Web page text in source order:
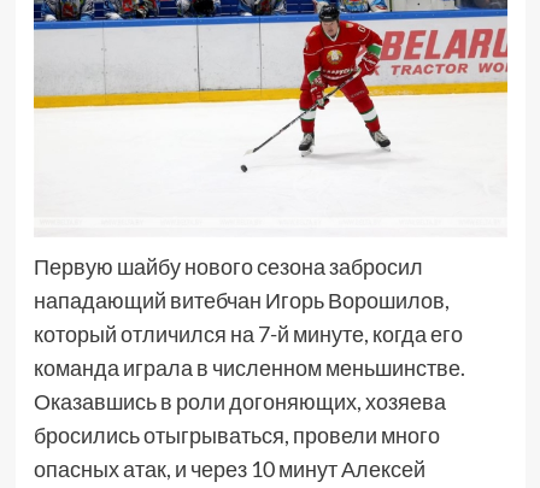
Первую шайбу нового сезона забросил
нападающий витебчан Игорь Ворошилов,
который отличился на 7-й минуте, когда его
команда играла в численном меньшинстве.
Оказавшись в роли догоняющих, хозяева
бросились отыгрываться, провели много
опасных атак, и через 10 минут Алексей